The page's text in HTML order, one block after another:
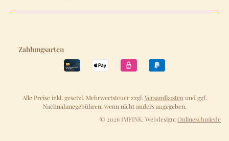
Zahlungsarten
Alle Preise inkl. gesetzl. Mehrwertsteuer zzgl. Versandkosten und ggf.
Nachnahmegebühren, wenn nicht anders angegeben.
© 2026 IMFINK. Webdesign:Onlineschmiede